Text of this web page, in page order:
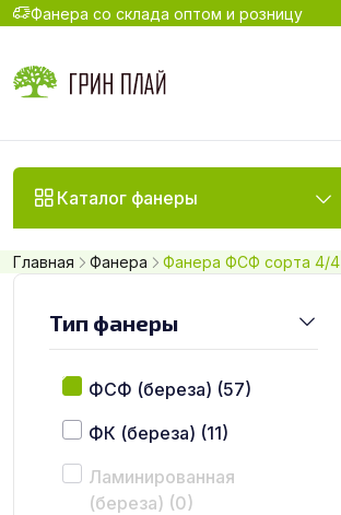
Фанера со склада оптом и розницу
Каталог фанеры
Главная Фанера Фанера ФСФ сорта 4/4
Тип фанеры
ФСФ (береза) (57)
ФК (береза) (11)
Ламинированная
(береза) (0)